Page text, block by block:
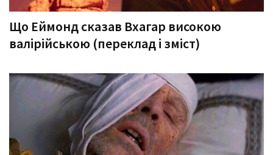
Що Еймонд сказав Вхагар високою
валірійською (переклад і зміст)